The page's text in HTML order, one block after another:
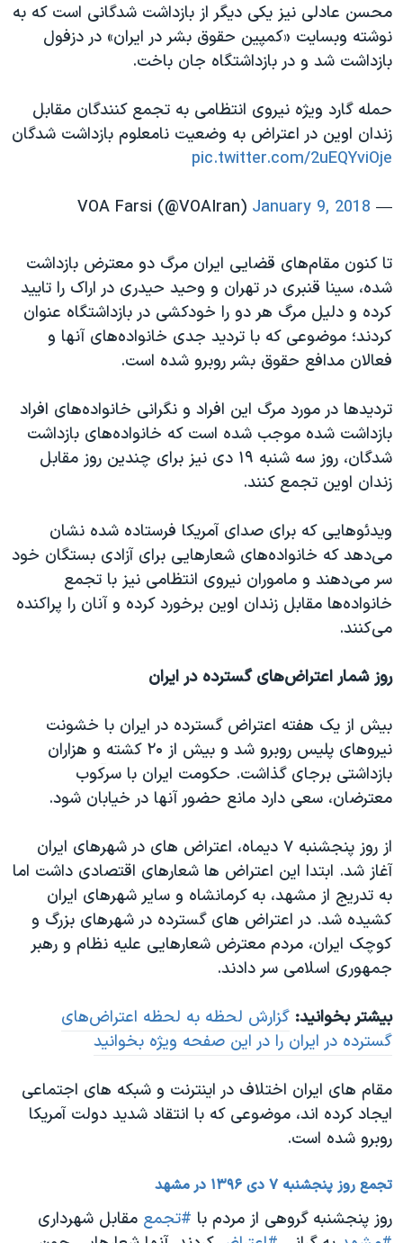
محسن عادلی نیز یکی دیگر از بازداشت شدگانی است که به
نوشته وبسایت «کمپین حقوق بشر در ایران» در دزفول
بازداشت شد و در بازداشتگاه جان باخت.
حمله گارد ویژه نیروی انتظامی به تجمع کنندگان مقابل
زندان اوین در اعتراض به وضعیت نامعلوم بازداشت شدگان
pic.twitter.com/2uEQYviOje
— VOA Farsi (@VOAIran)
January 9, 2018
تا کنون مقام‌های قضایی ایران مرگ دو معترض بازداشت
شده، سینا قنبری در تهران و وحید حیدری در اراک را تایید
کرده و دلیل مرگ هر دو را خودکشی در بازداشتگاه عنوان
کردند؛ موضوعی که با تردید جدی خانواده‌های آنها و
فعالان مدافع حقوق بشر روبرو شده است.
تردید‌ها در مورد مرگ این افراد و نگرانی خانواده‌های افراد
بازداشت شده موجب شده است که خانواده‌های بازداشت
شدگان، روز سه شنبه ۱۹ دی نیز برای چندین روز مقابل
زندان اوین تجمع کنند.
ویدئوهایی که برای صدای آمریکا فرستاده شده نشان
می‌دهد که خانواده‌های شعارهایی برای آزادی بستگان خود
سر می‌دهند و ماموران نیروی انتظامی نیز با تجمع
خانواده‌ها مقابل زندان اوین برخورد کرده و آنان را پراکنده
می‌کنند.
روز شمار اعتراض‌های گسترده در ایران
بیش از یک هفته اعترا‌ض‌ گسترده در ایران با خشونت
نیروهای پلیس روبرو شد و بیش از ۲۰ کشته
و هزاران
بازداشتی برجای گذاشت. حکومت ایران با سرکوب
معترضان، سعی دارد مانع حضور آنها در خیابان شود.
از روز پنجشنبه ۷ دیماه، اعتراض های در شهرهای ایران
آغاز شد. ابتدا این اعتراض ها شعارهای اقتصادی داشت اما
به تدریج از مشهد، به کرمانشاه و سایر شهرهای ایران
کشیده شد. در اعتراض های گسترده در شهرهای بزرگ و
کوچک ایران، مردم معترض شعارهایی علیه نظام و رهبر
جمهوری اسلامی سر دادند.
بیشتر بخوانید: گزارش لحظه به لحظه اعتراض‌های
گسترده در ایران را در این صفحه ویژه بخوانید
مقام های ایران اختلاف در اینترنت و شبکه های اجتماعی
ایجاد کرده اند، موضوعی که با انتقاد شدید دولت آمریکا
روبرو شده است.
تجمع روز پنجشنبه ۷ دی ۱۳۹۶ در مشهد
روز پنجشنبه گروهی از مردم با #تجمع مقابل شهرداری